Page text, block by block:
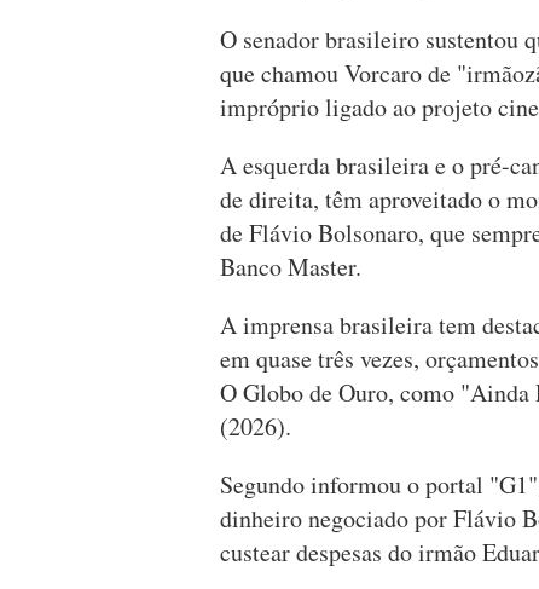
O senador brasileiro sustentou
que chamou Vorcaro de
impróprio ligado ao projeto
A esquerda brasileira e o pré-
de direita, têm aproveitado o
de Flávio Bolsonaro, que
Banco Master.
A imprensa brasileira tem
em quase três vezes,
O Globo de Ouro, como
(2026).
Segundo informou o portal
dinheiro negociado por Flávio
custear despesas do irmão